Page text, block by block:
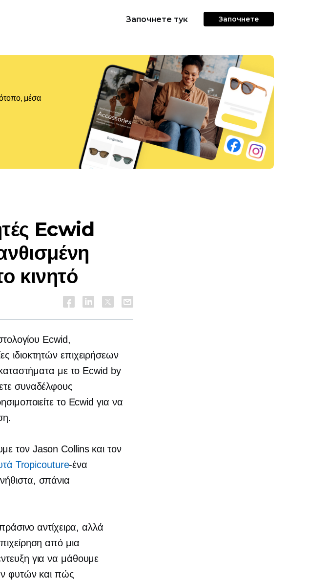
Започнете тук Започнете
μέσα
Ecwid
κινητό
Ecwid,
ιδιοκτητών επιχειρήσεων
καταστήματα με το Ecwid by
συναδέλφους
το Ecwid για να
τον Jason Collins και τον
Tropicouture-ένα
σπάνια
αντίχειρα, αλλά
από μια
για να μάθουμε
φυτών και πώς